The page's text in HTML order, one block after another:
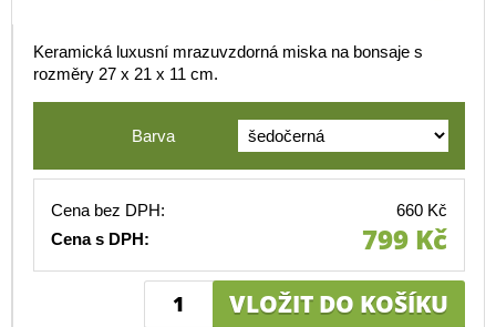
Keramická luxusní mrazuvzdorná miska na bonsaje s
rozměry 27 x 21 x 11 cm.
Barva
Cena bez DPH:
660 Kč
Cena s DPH:
799 Kč